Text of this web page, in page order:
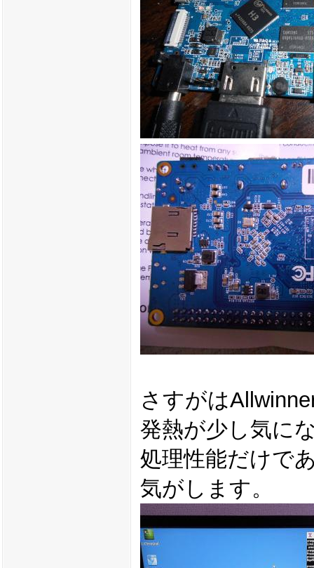
さすがは
発熱が少し気に
処理性能だけで
気がします。